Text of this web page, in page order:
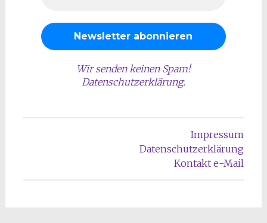
Wir senden keinen Spam!
Datenschutzerklärung.
Impressum
Datenschutzerklärung
Kontakt e-Mail